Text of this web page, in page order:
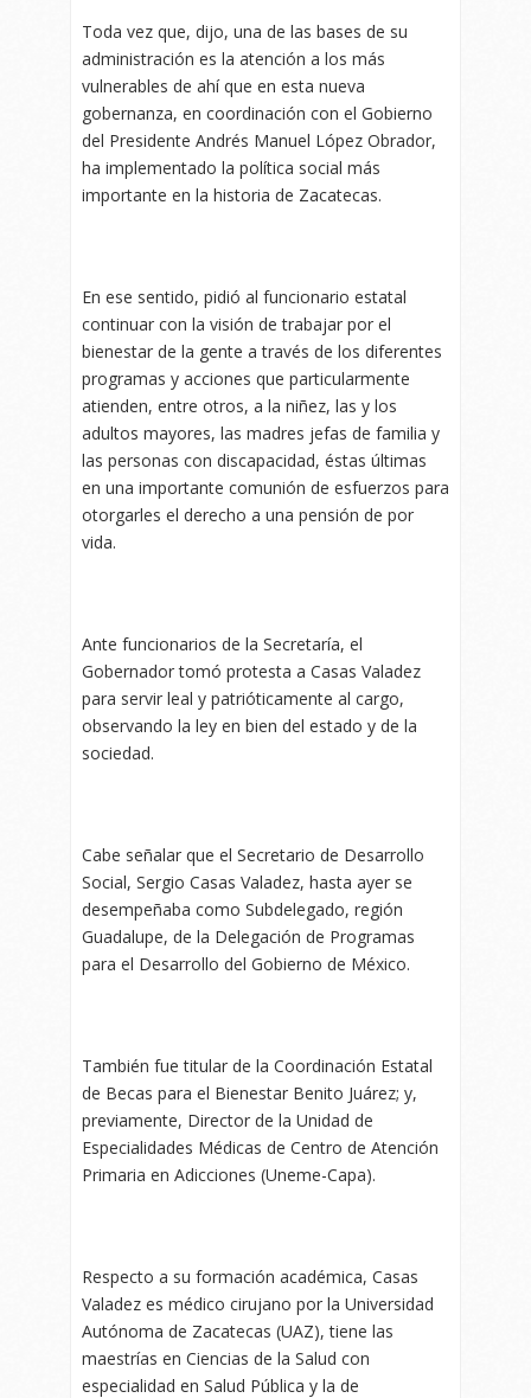
Toda vez que, dijo, una de las bases de su
administración es la atención a los más
vulnerables de ahí que en esta nueva
gobernanza, en coordinación con el Gobierno
del Presidente Andrés Manuel López Obrador,
ha implementado la política social más
importante en la historia de Zacatecas.
En ese sentido, pidió al funcionario estatal
continuar con la visión de trabajar por el
bienestar de la gente a través de los diferentes
programas y acciones que particularmente
atienden, entre otros, a la niñez, las y los
adultos mayores, las madres jefas de familia y
las personas con discapacidad, éstas últimas
en una importante comunión de esfuerzos para
otorgarles el derecho a una pensión de por
vida.
Ante funcionarios de la Secretaría, el
Gobernador tomó protesta a Casas Valadez
para servir leal y patrióticamente al cargo,
observando la ley en bien del estado y de la
sociedad.
Cabe señalar que el Secretario de Desarrollo
Social, Sergio Casas Valadez, hasta ayer se
desempeñaba como Subdelegado, región
Guadalupe, de la Delegación de Programas
para el Desarrollo del Gobierno de México.
También fue titular de la Coordinación Estatal
de Becas para el Bienestar Benito Juárez; y,
previamente, Director de la Unidad de
Especialidades Médicas de Centro de Atención
Primaria en Adicciones (Uneme-Capa).
Respecto a su formación académica, Casas
Valadez es médico cirujano por la Universidad
Autónoma de Zacatecas (UAZ), tiene las
maestrías en Ciencias de la Salud con
especialidad en Salud Pública y la de